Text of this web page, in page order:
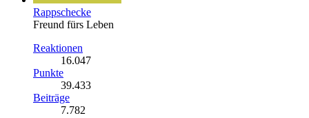
Rappschecke
Freund fürs Leben
Reaktionen
16.047
Punkte
39.433
Beiträge
7.782